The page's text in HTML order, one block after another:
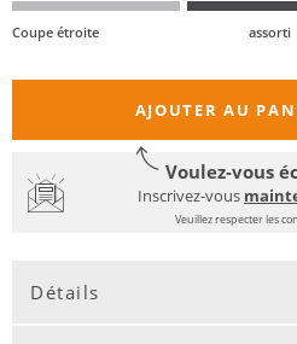
Coupe étroite assorti
AJOUTER AU
Voulez-vous
Inscrivez-vous
Veuillez respecter les
Détails